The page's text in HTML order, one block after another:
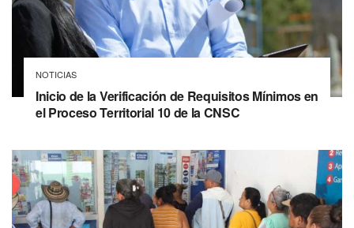
NOTICIAS
Inicio de la Verificación de Requisitos Mínimos en
el Proceso Territorial 10 de la CNSC